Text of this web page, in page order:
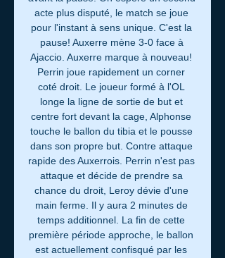
acte plus disputé, le match se joue
pour l'instant à sens unique. C'est la
pause! Auxerre mène 3-0 face à
Ajaccio. Auxerre marque à nouveau!
Perrin joue rapidement un corner
coté droit. Le joueur formé à l'OL
longe la ligne de sortie de but et
centre fort devant la cage, Alphonse
touche le ballon du tibia et le pousse
dans son propre but. Contre attaque
rapide des Auxerrois. Perrin n'est pas
attaque et décide de prendre sa
chance du droit, Leroy dévie d'une
main ferme. Il y aura 2 minutes de
temps additionnel. La fin de cette
première période approche, le ballon
est actuellement confisqué par les